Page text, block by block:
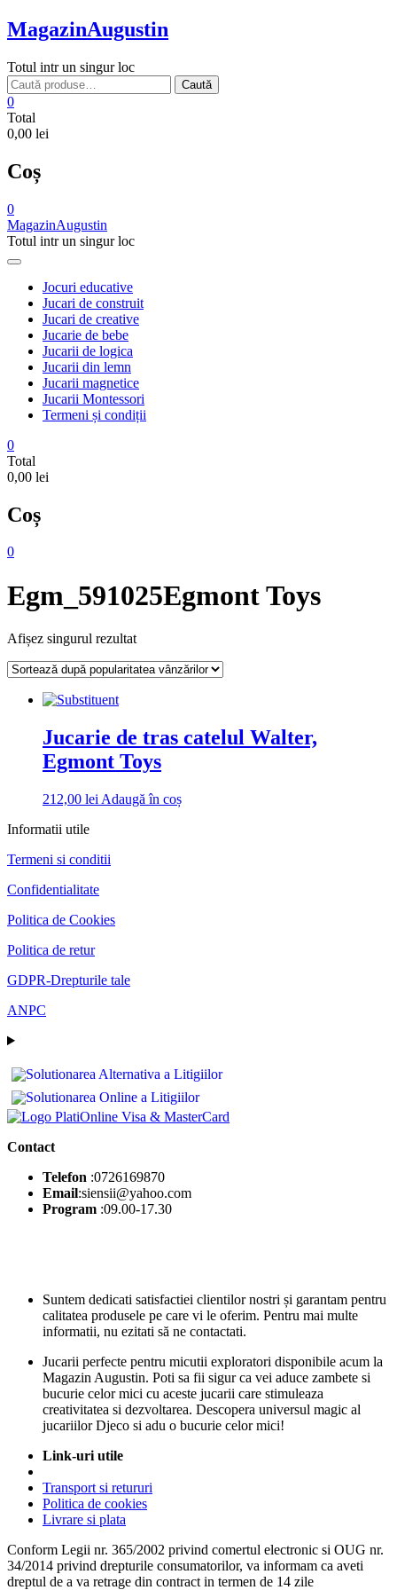
Skip
to
MagazinAugustin
Totul intr un singur loc
Caută
după:
Caută
0
Total
0,00 lei
Coș
0
MagazinAugustin
Totul intr un singur loc
Jocuri educative
Jucari de construit
Jucari de creative
Jucarie de bebe
Jucarii de logica
Jucarii din lemn
Jucarii magnetice
Jucarii Montessori
Termeni și condiții
0
Total
0,00 lei
Coș
0
Egm_591025Egmont Toys
Afișez singurul rezultat
Jucarie de tras catelul Walter,
Egmont Toys
212,00 lei Adaugă în coș
Informatii utile
Termeni si conditii
Confidentialitate
Politica de Cookies
Politica de retur
GDPR-Drepturile tale
ANPC
Contact
Telefon :0726169870
Email:siensii@yahoo.com
Program :09.00-17.30
Suntem dedicati satisfactiei clientilor nostri și garantam pentru
calitatea produsele pe care vi le oferim. Pentru mai multe
informatii, nu ezitati să ne contactati.
Jucarii perfecte pentru micutii exploratori disponibile acum la
Magazin Augustin. Poti sa fii sigur ca vei aduce zambete si
bucurie celor mici cu aceste jucarii care stimuleaza
creativitatea si dezvoltarea. Descopera universul magic al
jucariilor Djeco si adu o bucurie celor mici!
Link-uri utile
Transport si retururi
Politica de cookies
Livrare si plata
Conform Legii nr. 365/2002 privind comertul electronic si OUG nr.
34/2014 privind drepturile consumatorilor, va informam ca aveti
dreptul de a va retrage din contract in termen de 14 zile